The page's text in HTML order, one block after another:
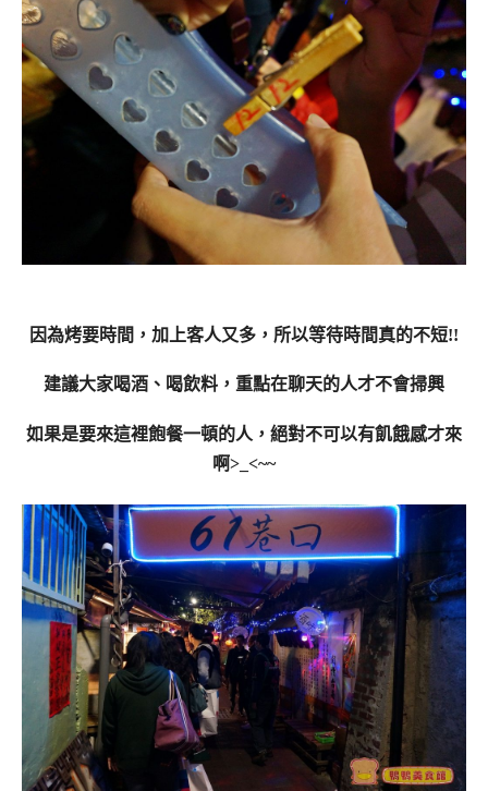
因為烤要時間，加上客人又多，所以等待時間真的不短!!
建議大家喝酒、喝飲料，重點在聊天的人才不會掃興
如果是要來這裡飽餐一頓的人，絕對不可以有飢餓感才來
啊>_<~~